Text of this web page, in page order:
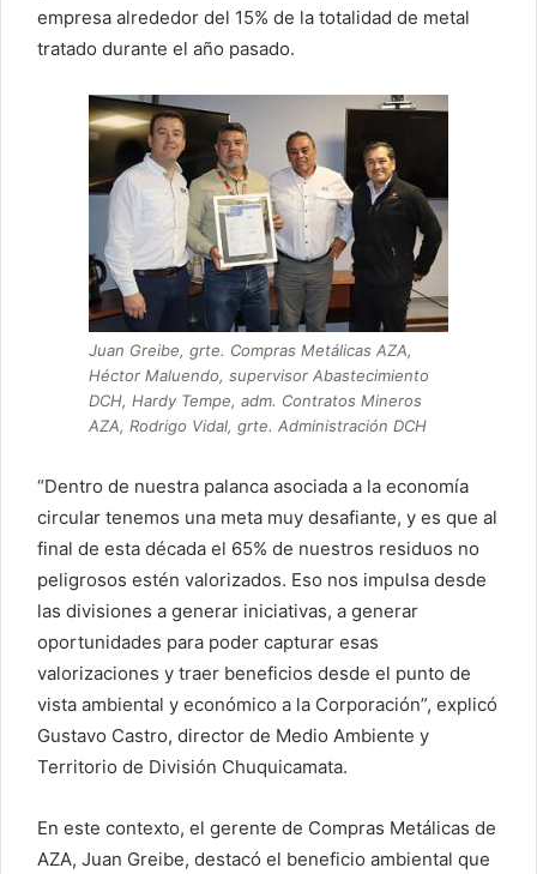
empresa alrededor del 15% de la totalidad de metal
tratado durante el año pasado.
Juan Greibe, grte. Compras Metálicas AZA,
Héctor Maluendo, supervisor Abastecimiento
DCH, Hardy Tempe, adm. Contratos Mineros
AZA, Rodrigo Vidal, grte. Administración DCH
“Dentro de nuestra palanca asociada a la economía
circular tenemos una meta muy desafiante, y es que al
final de esta década el 65% de nuestros residuos no
peligrosos estén valorizados. Eso nos impulsa desde
las divisiones a generar iniciativas, a generar
oportunidades para poder capturar esas
valorizaciones y traer beneficios desde el punto de
vista ambiental y económico a la Corporación”, explicó
Gustavo Castro, director de Medio Ambiente y
Territorio de División Chuquicamata.
En este contexto, el gerente de Compras Metálicas de
AZA, Juan Greibe, destacó el beneficio ambiental que